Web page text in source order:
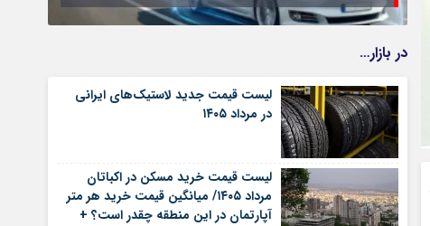
در بازار…
لیست قیمت جدید لاستیک‌های ایرانی
در مرداد ۱۴۰۵
لیست قیمت خرید مسکن در اکباتان
مرداد ۱۴۰۵/ میانگین قیمت خرید هر متر
آپارتمان در این منطقه چقدر است؟ +